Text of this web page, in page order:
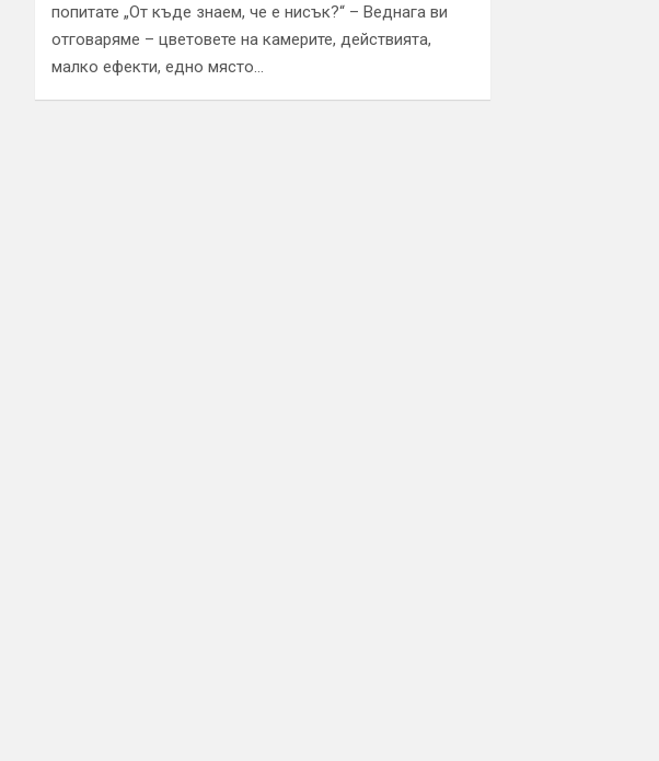
попитате „От къде знаем, че е нисък?“ – Веднага ви
отговаряме – цветовете на камерите, действията,
малко ефекти, едно място…